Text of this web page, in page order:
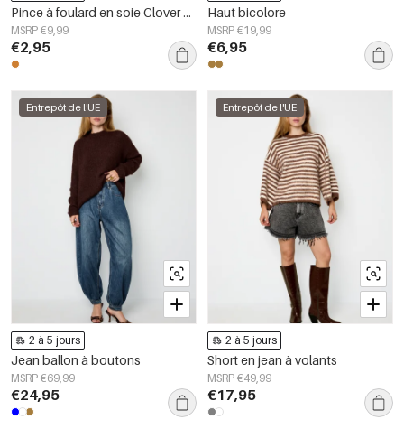
Pince à foulard en soie Clover Classic en acier inoxydable Accessoires du quotidien
MSRP €9,99
€2,95
Haut bicolore
MSRP €19,99
€6,95
Entrepôt de l'UE
2 à 5 jours
Jean ballon à boutons
MSRP €69,99
€24,95
Entrepôt de l'UE
2 à 5 jours
Short en jean à volants
MSRP €49,99
€17,95